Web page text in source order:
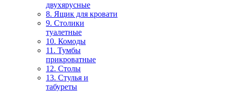
двухярусные
8. Ящик для кровати
9. Столики
туалетные
10. Комоды
11. Тумбы
прикроватные
12. Столы
13. Стулья и
табуреты